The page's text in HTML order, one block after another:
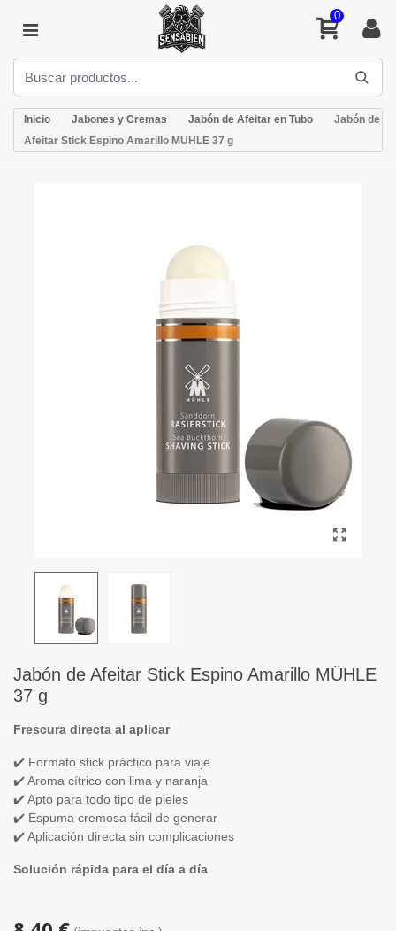
0
Inicio Jabones y Cremas Jabón de Afeitar en Tubo
Jabón de
Afeitar Stick Espino Amarillo MÜHLE 37 g
Jabón de Afeitar Stick Espino Amarillo MÜHLE
37 g
Frescura directa al aplicar
✔️ Formato stick práctico para viaje
✔️ Aroma cítrico con lima y naranja
✔️ Apto para todo tipo de pieles
✔️ Espuma cremosa fácil de generar
✔️ Aplicación directa sin complicaciones
Solución rápida para el día a día